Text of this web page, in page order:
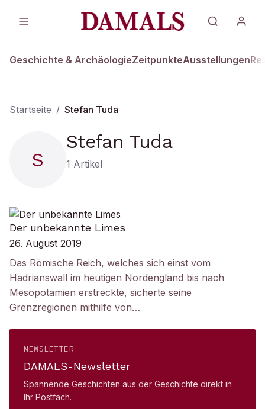
Geschichte & ArchäologieZeitpunkteAusstellungen
Startseite / Stefan Tuda
S
Stefan Tuda
1 Artikel
Der unbekannte Limes
26. August 2019
Das Römische Reich, welches sich einst vom
Hadrianswall im heutigen Nordengland bis nach
Mesopotamien erstreckte, sicherte seine
Grenzregionen mithilfe von…
NEWSLETTER
DAMALS-Newsletter
Spannende Geschichten aus der Geschichte direkt in
Ihr Postfach.